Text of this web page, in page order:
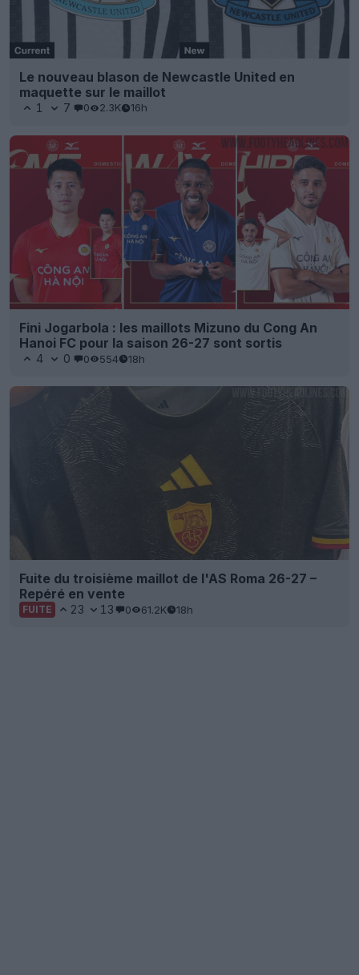
Le nouveau blason de Newcastle United en
maquette sur le maillot
1 7 0 2.3K 16h
Fini Jogarbola : les maillots Mizuno du Cong An
Hanoi FC pour la saison 26-27 sont sortis
4 0 0 554 18h
Fuite du troisième maillot de l'AS Roma 26-27 –
Repéré en vente
FUITE 23 13 0 61.2K 18h